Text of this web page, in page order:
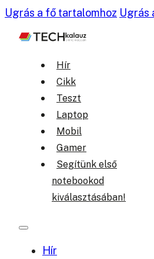
Ugrás a fő tartalomhoz Ugrás
Hír
Cikk
Teszt
Laptop
Mobil
Gamer
Segítünk első
notebookod
kiválasztásában!
Hír